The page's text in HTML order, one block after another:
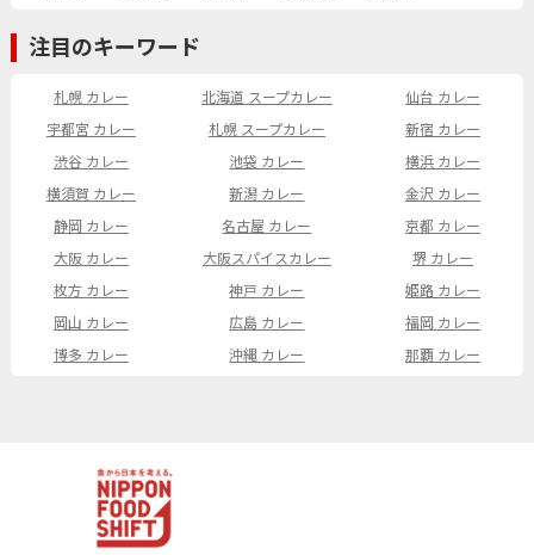
注目のキーワード
札幌 カレー 北海道 スープカレー
仙台 カレー
宇都宮 カレー
札幌 スープカレー
新宿 カレー
渋谷 カレー
池袋 カレー
横浜 カレー
横須賀 カレー
新潟 カレー
金沢 カレー
静岡 カレー
名古屋 カレー
京都 カレー
大阪 カレー
大阪スパイスカレー
堺 カレー
枚方 カレー
神戸 カレー
姫路 カレー
岡山 カレー
広島 カレー
福岡 カレー
博多 カレー
沖縄 カレー 那覇 カレー